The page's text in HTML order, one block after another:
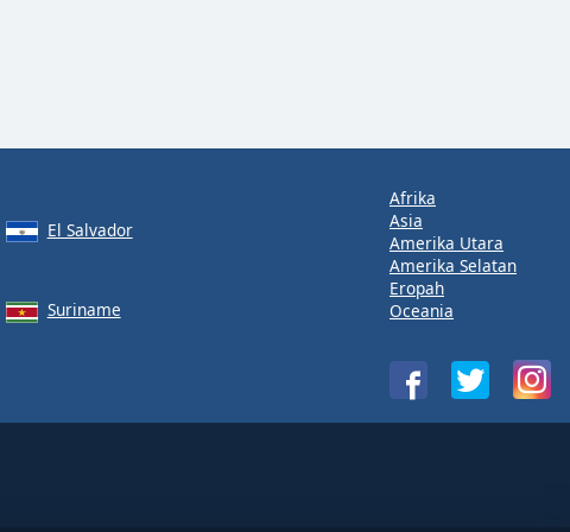
El Salvador
Suriname
Afrika
Asia
Amerika Utara
Amerika Selatan
Eropah
Oceania